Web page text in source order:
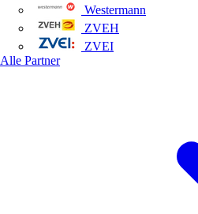
Westermann
ZVEH
ZVEI
Alle Partner